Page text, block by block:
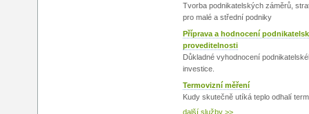
Tvorba podnikatelských záměrů,
pro malé a střední podniky
Příprava a hodnocení
proveditelnosti
Důkladné vyhodnocení
investice.
Termovizní měření
Kudy skutečně utíká teplo odhalí
další služby >>